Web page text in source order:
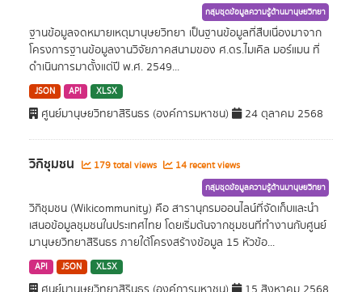
กลุ่มชุดข้อมูลความรู้ด้านมานุษยวิทยา
ฐานข้อมูลจดหมายเหตุมานุษยวิทยา เป็นฐานข้อมูลที่สืบเนื่องมาจาก
โครงการฐานข้อมูลงานวิจัยภาคสนามของ ศ.ดร.ไมเคิล มอร์แมน ที่
ดำเนินการมาตั้งแต่ปี พ.ศ. 2549...
JSON API XLSX
ศูนย์มานุษยวิทยาสิรินธร (องค์การมหาชน) 24 ตุลาคม 2568
วิกิชุมชน 179 total views 14 recent views
กลุ่มชุดข้อมูลความรู้ด้านมานุษยวิทยา
วิกิชุมชน (Wikicommunity) คือ สารานุกรมออนไลน์ที่จัดเก็บและนำ
เสนอข้อมูลชุมชนในประเทศไทย โดยเริ่มต้นจากชุมชนที่ทำงานกับศูนย์
มานุษยวิทยาสิรินธร ภายใต้โครงสร้างข้อมูล 15 หัวข้อ...
API JSON XLSX